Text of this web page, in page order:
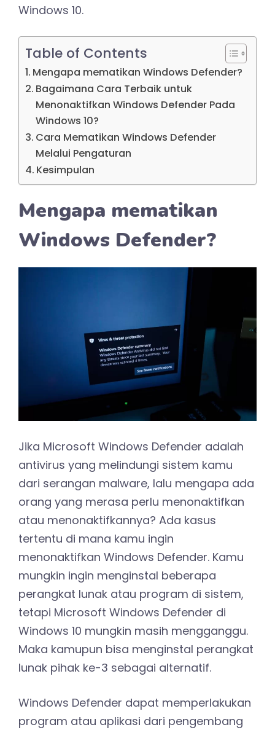
Windows 10.
Table of Contents
Mengapa mematikan Windows Defender?
Bagaimana Cara Terbaik untuk
Menonaktifkan Windows Defender Pada
Windows 10?
Cara Mematikan Windows Defender
Melalui Pengaturan
Kesimpulan
Mengapa mematikan
Windows Defender?
Jika Microsoft Windows Defender adalah
antivirus yang melindungi sistem kamu
dari serangan malware, lalu mengapa ada
orang yang merasa perlu menonaktifkan
atau menonaktifkannya? Ada kasus
tertentu di mana kamu ingin
menonaktifkan Windows Defender. Kamu
mungkin ingin menginstal beberapa
perangkat lunak atau program di sistem,
tetapi Microsoft Windows Defender di
Windows 10 mungkin masih mengganggu.
Maka kamupun bisa menginstal perangkat
lunak pihak ke-3 sebagai alternatif.
Windows Defender dapat memperlakukan
program atau aplikasi dari pengembang